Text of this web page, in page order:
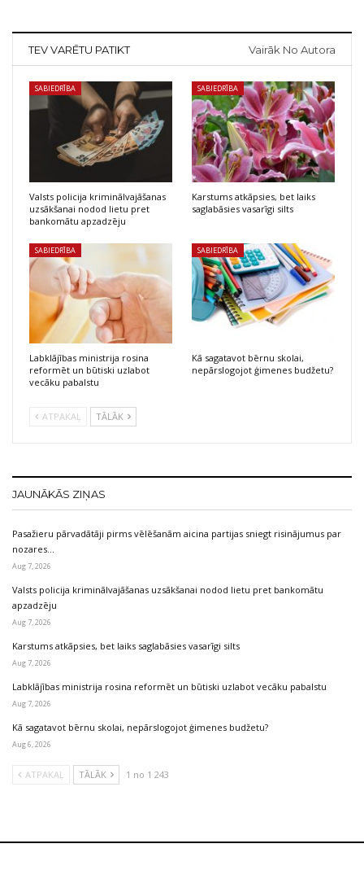
TEV VARĒTU PATIKT Vairāk No Autora
SABIEDRĪBA
Valsts policija kriminālvajāšanas
uzsākšanai nodod lietu pret
bankomātu apzadzēju
SABIEDRĪBA
Karstums atkāpsies, bet laiks
saglabāsies vasarīgi silts
SABIEDRĪBA
Labklājības ministrija rosina
reformēt un būtiski uzlabot
vecāku pabalstu
SABIEDRĪBA
Kā sagatavot bērnu skolai,
nepārslogojot ģimenes budžetu?
ATPAKAĻ TĀLĀK
JAUNĀKĀS ZIŅAS
Pasažieru pārvadātāji pirms vēlēšanām aicina partijas sniegt risinājumus par
nozares…
Aug 7, 2026
Valsts policija kriminālvajāšanas uzsākšanai nodod lietu pret bankomātu
apzadzēju
Aug 7, 2026
Karstums atkāpsies, bet laiks saglabāsies vasarīgi silts
Aug 7, 2026
Labklājības ministrija rosina reformēt un būtiski uzlabot vecāku pabalstu
Aug 7, 2026
Kā sagatavot bērnu skolai, nepārslogojot ģimenes budžetu?
Aug 6, 2026
ATPAKAĻ TĀLĀK 1 no 1 243